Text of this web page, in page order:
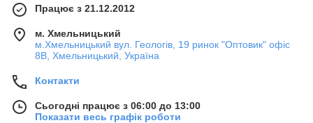
зможете знайте у нас лямки для тяги, які знижують напругу
суглобів, рукавички для підняття штанги, призначені для
зменшення навантаження на зап'ясток і захисту від
утворення мозолів. Всі ці товари ви можете купити за
низькими цінами в Хмельницькому і з доставкою по всій
Україні.
Працює з 21.12.2012
м. Хмельницький
м.Хмельницький вул. Геологів, 19 ринок "Оптовик" офіс
8В, Хмельницький, Україна
Контакти
Сьогодні працює з 06:00 до 13:00
Показати весь графік роботи